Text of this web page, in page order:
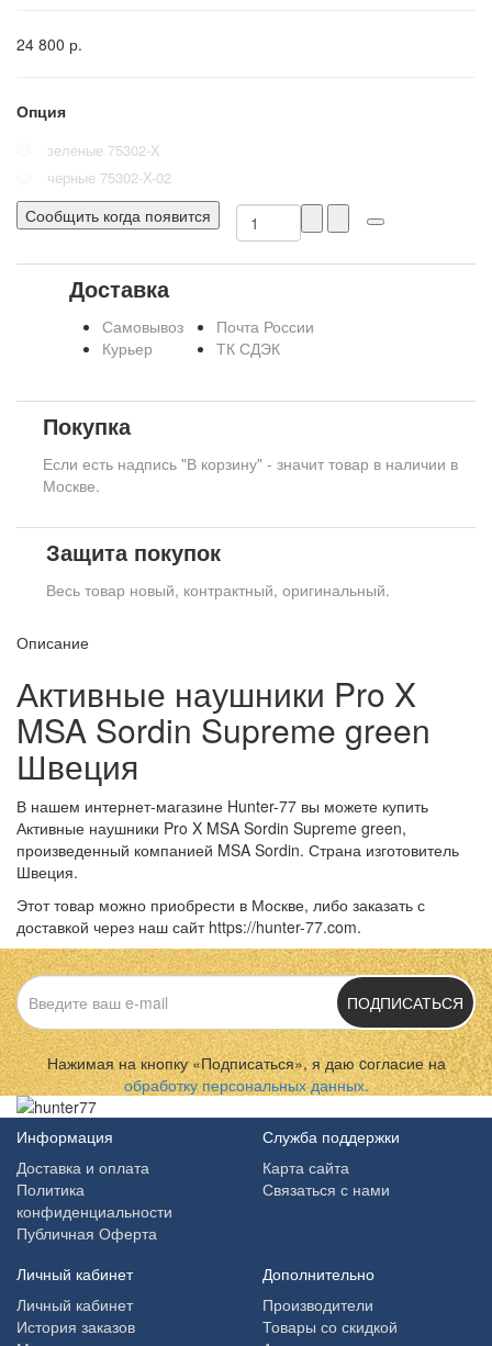
24 800 р.
Опция
зеленые 75302-X
черные 75302-X-02
Сообщить когда появится
Доставка
Самовывоз
Курьер
Почта России
ТК СДЭК
Покупка
Если есть надпись "В корзину" - значит товар в наличии в
Москве.
Защита покупок
Весь товар новый, контрактный, оригинальный.
Описание
Активные наушники Pro X
MSA Sordin Supreme green
Швеция
В нашем интернет-магазине Hunter-77 вы можете купить
Активные наушники Pro X MSA Sordin Supreme green,
произведенный компанией MSA Sordin. Страна изготовитель
Швеция.
Этот товар можно приобрести в Москве, либо заказать с
доставкой через наш сайт https://hunter-77.com.
ПОДПИСАТЬСЯ
Нажимая на кнопку «Подписаться», я даю cогласие на
обработку персональных данных.
Информация
Доставка и оплата
Политика
конфиденциальности
Публичная Оферта
Служба поддержки
Карта сайта
Связаться с нами
Личный кабинет
Личный кабинет
История заказов
Дополнительно
Производители
Товары со скидкой